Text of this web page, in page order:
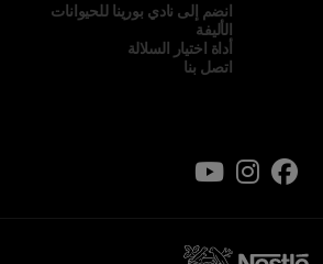
انضم إلى نادي بورينا للحيوانات
الأليفة
أداة اختيار السلالة
اتصل بنا